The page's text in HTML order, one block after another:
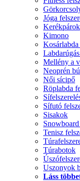
Jóga
Kerékpárok
Kimono
Kosárlabda
Mellény a
Neoprén
Női sícipő
Röplabda
Sífutó
Sisakok
Tenisz
Túrabotok
Uszonyok
Láss